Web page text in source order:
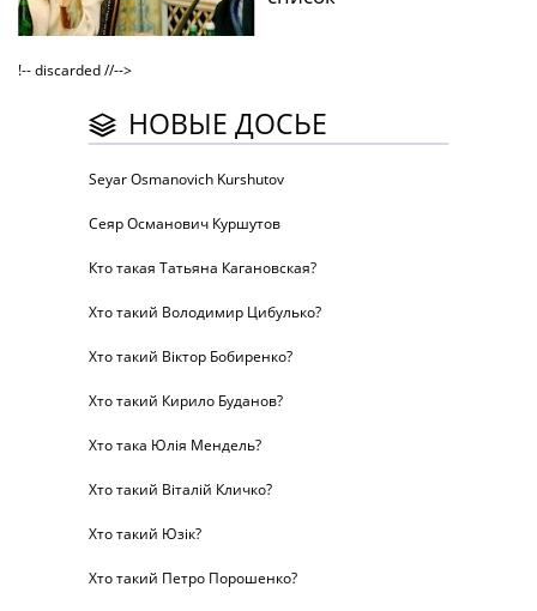
!-- discarded //-->
НОВЫЕ ДОСЬЕ
Seyar Osmanovich Kurshutov
Сеяр Османович Куршутов
Кто такая Татьяна Кагановская?
Хто такий Володимир Цибулько?
Хто такий Віктор Бобиренко?
Хто такий Кирило Буданов?
Хто така Юлія Мендель?
Хто такий Віталій Кличко?
Хто такий Юзік?
Хто такий Петро Порошенко?